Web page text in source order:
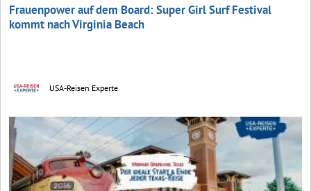
Frauenpower auf dem Board: Super Girl Surf Festival
kommt nach Virginia Beach
USA-Reisen Experte